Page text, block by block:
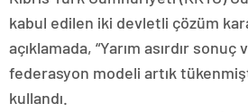
kabul edilen iki devletli çözüm
açıklamada, “Yarım asırdır sonuç
federasyon modeli artık
kullandı.